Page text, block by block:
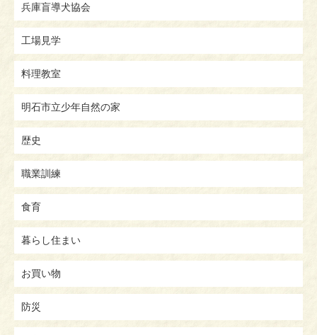
兵庫盲導犬協会
工場見学
料理教室
明石市立少年自然の家
歴史
職業訓練
食育
暮らし住まい
お買い物
防災